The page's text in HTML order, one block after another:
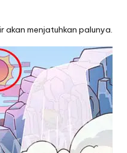
menjatuhkan palunya.